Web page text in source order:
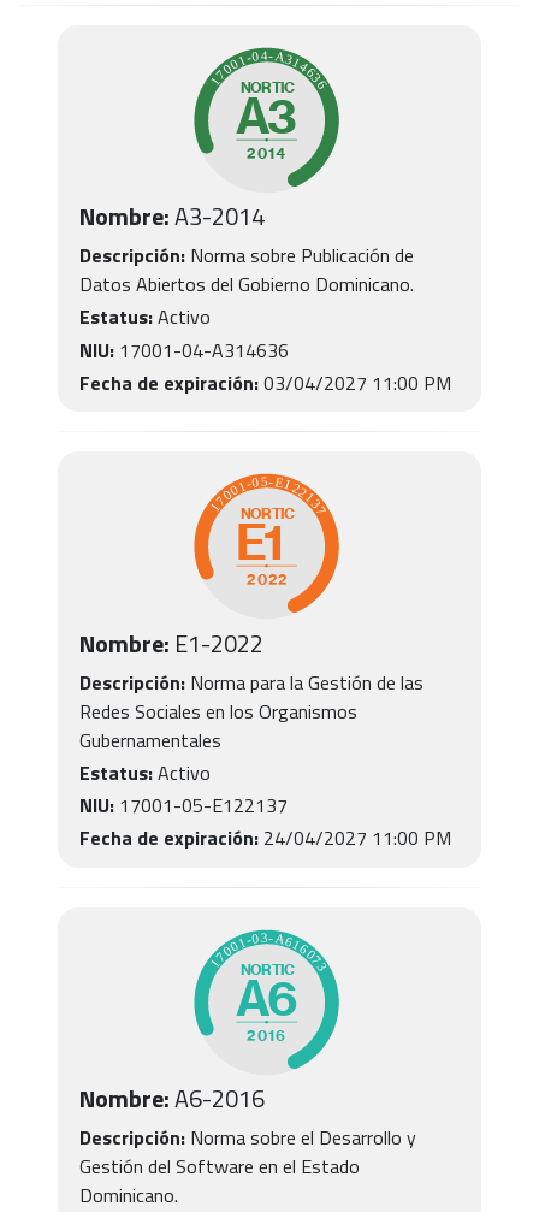
Nombre:A3-2014
Descripción: Norma sobre Publicación de
Datos Abiertos del Gobierno Dominicano.
Estatus:Activo
NIU: 17001-04-A314636
Fecha de expiración:03/04/2027 11:00 PM
Nombre: E1-2022
Descripción: Norma para la Gestión de las
Redes Sociales en los Organismos
Gubernamentales
Estatus:Activo
NIU: 17001-05-E122137
Fecha de expiración: 24/04/2027 11:00 PM
Nombre:A6-2016
Descripción: Norma sobre el Desarrollo y
Gestión del Software en el Estado
Dominicano.